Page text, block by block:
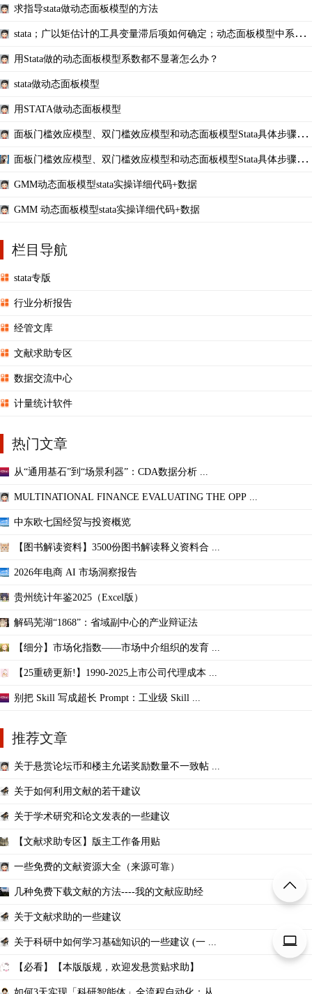
求指导stata做动态面板模型的方法
stata；广以矩估计的工具变量滞后项如何确定；动态面板模型中系数
用Stata做的动态面板模型系数都不显著怎么办？
stata做动态面板模型
用STATA做动态面板模型
面板门槛效应模型、双门槛效应模型和动态面板模型Stata具体步骤详
面板门槛效应模型、双门槛效应模型和动态面板模型Stata具体步骤详
GMM动态面板模型stata实操详细代码+数据
GMM 动态面板模型stata实操详细代码+数据
栏目导航
stata专版
行业分析报告
经管文库
文献求助专区
数据交流中心
计量统计软件
热门文章
从“通用基石”到“场景利器”：CDA数据分析 ...
MULTINATIONAL FINANCE EVALUATING THE OPP ...
中东欧七国经贸与投资概览
【图书解读资料】3500份图书解读释义资料合 ...
2026年电商 AI 市场洞察报告
贵州统计年鉴2025（Excel版）
解码芜湖“1868”：省域副中心的产业辩证法
【细分】市场化指数——市场中介组织的发育 ...
【25重磅更新!】1990-2025上市公司代理成本 ...
别把 Skill 写成超长 Prompt：工业级 Skill ...
推荐文章
关于悬赏论坛币和楼主允诺奖励数量不一致帖 ...
关于如何利用文献的若干建议
关于学术研究和论文发表的一些建议
【文献求助专区】版主工作备用贴
一些免费的文献资源大全（来源可靠）
几种免费下载文献的方法----我的文献应助经
关于文献求助的一些建议
关于科研中如何学习基础知识的一些建议 (一 ...
【必看】【本版版规，欢迎发悬赏贴求助】